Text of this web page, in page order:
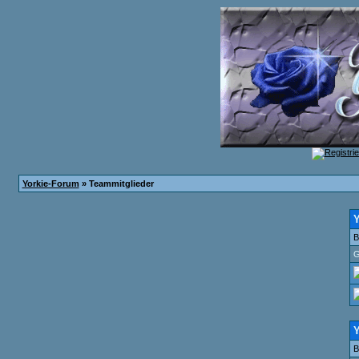
Yorkie-Forum » Teammitglieder